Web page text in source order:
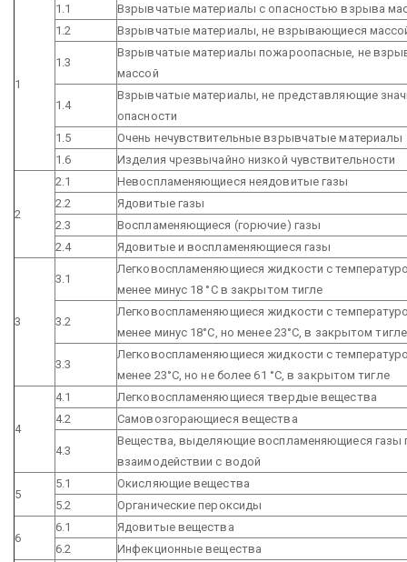
1
1.1
Взрывчатые материалы с опасностью взрыва
1.2
Взрывчатые материалы, не взрывающиеся
1.3
Взрывчатые материалы пожароопасные, не
массой
1.4
Взрывчатые материалы, не представляющие
опасности
1.5
Очень нечувствительные взрывчатые материалы
1.6
Изделия чрезвычайно низкой чувствительности
2
2.1
Невоспламеняющиеся неядовитые газы
2.2
Ядовитые газы
2.3
Воспламеняющиеся (горючие) газы
2.4
Ядовитые и воспламеняющиеся газы
3
3.1
Легковоспламеняющиеся жидкости с
менее минус 18 °С в закрытом тигле
3.2
Легковоспламеняющиеся жидкости с
менее минус 18°С, но менее 23°С, в закрытом тигле
3.3
Легковоспламеняющиеся жидкости с
менее 23°С, но не более 61 °С, в закрытом тигле
4
4.1
Легковоспламеняющиеся твердые вещества
4.2
Самовозгорающиеся вещества
4.3
Вещества, выделяющие воспламеняющиеся газы
взаимодействии с водой
5
5.1
Окисляющие вещества
5.2
Органические пероксиды
6
6.1
Ядовитые вещества
6.2
Инфекционные вещества